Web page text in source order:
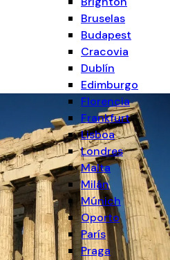
Bruselas
Budapest
Cracovia
Dublín
Edimburgo
Florencia
Frankfurt
Lisboa
Londres
Malta
Milán
Múnich
Oporto
París
Praga